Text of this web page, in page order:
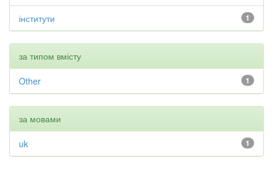
1
інститути
за типом вмісту
1
Other
за мовами
1
uk